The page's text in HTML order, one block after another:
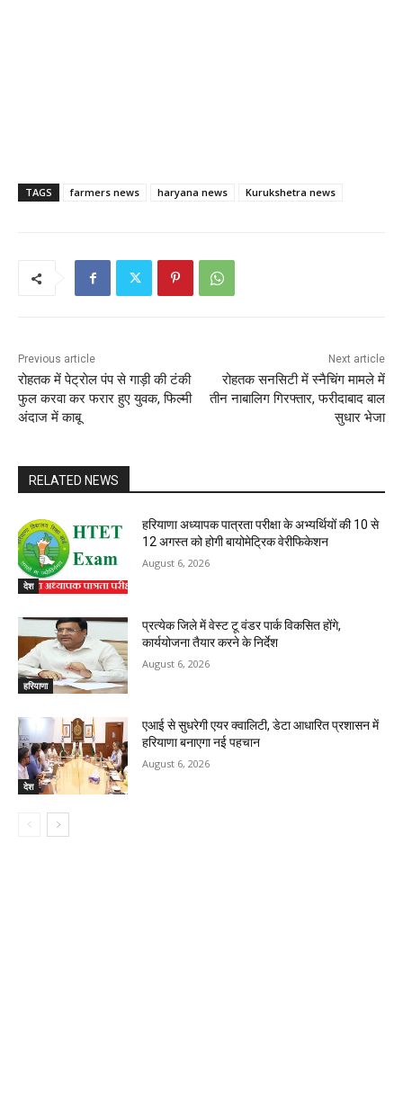
TAGS farmers news haryana news Kurukshetra news
Previous article
रोहतक में पेट्राेल पंप से गाड़ी की टंकी
फुल करवा कर फरार हुए युवक, फिल्मी
अंदाज में काबू
Next article
रोहतक सनसिटी में स्नैचिंग मामले में
तीन नाबालिग गिरफ्तार, फरीदाबाद बाल
सुधार भेजा
RELATED NEWS
देश
हरियाणा अध्यापक पात्रता परीक्षा के अभ्यर्थियों की 10 से
12 अगस्त को होगी बायोमेट्रिक वेरीफिकेशन
August 6, 2026
हरियाणा
प्रत्येक जिले में वेस्ट टू वंडर पार्क विकसित होंगे,
कार्ययोजना तैयार करने के निर्देश
August 6, 2026
देश
एआई से सुधरेगी एयर क्वालिटी, डेटा आधारित प्रशासन में
हरियाणा बनाएगा नई पहचान
August 6, 2026